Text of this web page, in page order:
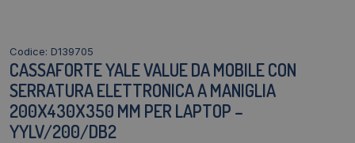
Codice: D139705
CASSAFORTE YALE VALUE DA MOBILE CON
SERRATURA ELETTRONICA A MANIGLIA
200X430X350 MM PER LAPTOP –
YYLV/200/DB2